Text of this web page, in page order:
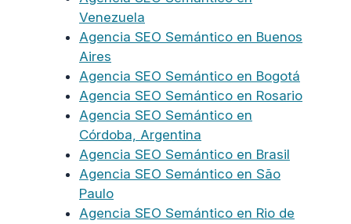
Venezuela
Agencia SEO Semántico en Buenos
Aires
Agencia SEO Semántico en Bogotá
Agencia SEO Semántico en Rosario
Agencia SEO Semántico en
Córdoba, Argentina
Agencia SEO Semántico en Brasil
Agencia SEO Semántico en São
Paulo
Agencia SEO Semántico en Rio de